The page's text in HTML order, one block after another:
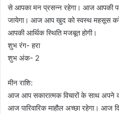
से आपका मन प्रसन्न रहेगा। आज आपकी
जायेगा। आज आप खुद को स्वस्थ महसूस
आपकी आर्थिक स्थिति मजबूत होगी।
शुभ रंग- हरा
शुभ अंक- 2
मीन राशि:
आज आप सकारात्मक विचारों के साथ अपने
आज पारिवारिक माहौल अच्छा रहेगा। आज